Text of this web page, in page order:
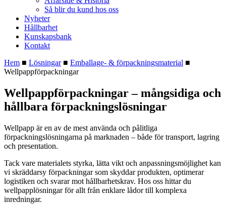
Så blir du kund hos oss
Nyheter
Hållbarhet
Kunskapsbank
Kontakt
Hem ■ Lösningar■ Emballage- & förpackningsmaterial ■
Wellpappförpackningar
Wellpappförpackningar – mångsidiga och
hållbara förpackningslösningar
Wellpapp är en av de mest använda och pålitliga
förpackningslösningarna på marknaden – både för transport, lagring
och presentation.
Tack vare materialets styrka, lätta vikt och anpassningsmöjlighet kan
vi skräddarsy förpackningar som skyddar produkten, optimerar
logistiken och svarar mot hållbarhetskrav. Hos oss hittar du
wellpapp­lösningar för allt från enklare lådor till komplexa
inredningar.